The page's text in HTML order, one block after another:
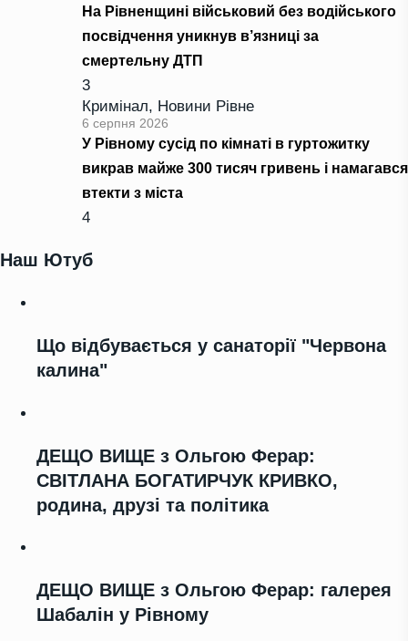
На Рівненщині військовий без водійського
посвідчення уникнув в’язниці за
смертельну ДТП
3
Кримінал, Новини Рівне
6 серпня 2026
У Рівному сусід по кімнаті в гуртожитку
викрав майже 300 тисяч гривень і намагався
втекти з міста
4
Наш Ютуб
Що відбувається у санаторії "Червона
калина"
ДЕЩО ВИЩЕ з Ольгою Ферар:
СВІТЛАНА БОГАТИРЧУК КРИВКО,
родина, друзі та політика
ДЕЩО ВИЩЕ з Ольгою Ферар: галерея
Шабалін у Рівному